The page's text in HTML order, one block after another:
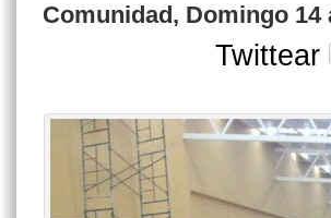
Comunidad, Domingo 14
Twittear